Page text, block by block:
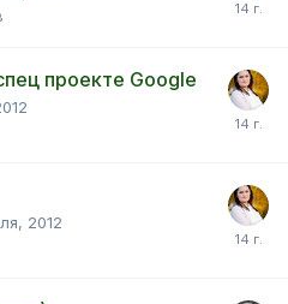
проекте Google
2012